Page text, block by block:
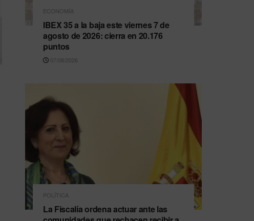
ECONOMÍA
IBEX 35 a la baja este viernes 7 de
agosto de 2026: cierra en 20.176
puntos
07/08/2026
POLÍTICA
La Fiscalía ordena actuar ante las